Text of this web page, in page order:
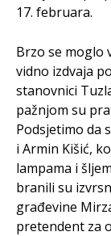
17. februara.
Brzo se moglo
vidno izdvaja
stanovnici
pažnjom su
Podsjetimo da
i Armin Kišić,
lampama i
branili su
građevine
pretendent za